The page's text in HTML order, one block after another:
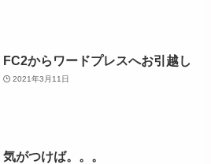
FC2からワードプレスへお引越し
2021年3月11日
気がつけば。。。